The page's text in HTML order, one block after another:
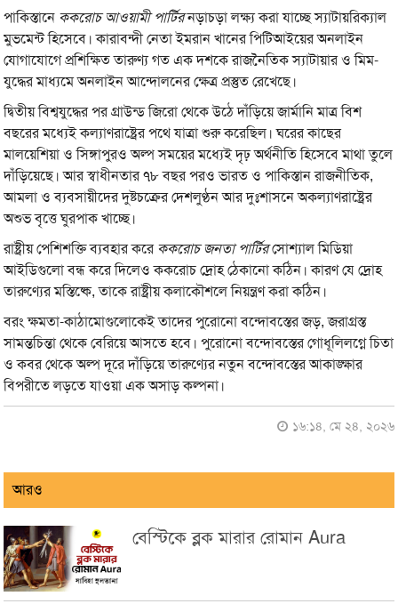
পাকিস্তানে ককরোচ আওয়ামী পার্টিরনড়াচড়া লক্ষ্য করা যাচ্ছে স্যাটায়রিক্যাল
মুভমেন্ট হিসেবে। কারাবন্দী নেতা ইমরান খানের পিটিআইয়ের অনলাইন
যোগাযোগে প্রশিক্ষিত তারুণ্য গত এক দশকে রাজনৈতিক স্যাটায়ার ও মিম-
যুদ্ধের মাধ্যমে অনলাইন আন্দোলনের ক্ষেত্র প্রস্তুত রেখেছে।
দ্বিতীয় বিশ্বযুদ্ধের পর গ্রাউন্ড জিরো থেকে উঠে দাঁড়িয়ে জার্মানি মাত্র বিশ
বছরের মধ্যেই কল্যাণরাষ্ট্রের পথে যাত্রা শুরু করেছিল। ঘরের কাছের
মালয়েশিয়া ও সিঙ্গাপুরও অল্প সময়ের মধ্যেই দৃঢ় অর্থনীতি হিসেবে মাথা তুলে
দাঁড়িয়েছে। আর স্বাধীনতার ৭৮ বছর পরও ভারত ও পাকিস্তান রাজনীতিক,
আমলা ও ব্যবসায়ীদের দুষ্টচক্রের দেশলুণ্ঠন আর দুঃশাসনে অকল্যাণরাষ্ট্রের
অশুভ বৃত্তে ঘুরপাক খাচ্ছে।
রাষ্ট্রীয় পেশিশক্তি ব্যবহার করেককরোচ জনতা পার্টিরসোশ্যাল মিডিয়া
আইডিগুলো বন্ধ করে দিলেও ককরোচ দ্রোহ ঠেকানো কঠিন। কারণ যে দ্রোহ
তারুণ্যের মস্তিষ্কে, তাকে রাষ্ট্রীয় কলাকৌশলে নিয়ন্ত্রণ করা কঠিন।
বরং ক্ষমতা-কাঠামোগুলোকেই তাদের পুরোনো বন্দোবস্তের জড়, জরাগ্রস্ত
সামন্তচিন্তা থেকে বেরিয়ে আসতে হবে। পুরোনো বন্দোবস্তের গোধূলিলগ্নে চিতা
ও কবর থেকে অল্প দূরে দাঁড়িয়ে তারুণ্যের নতুন বন্দোবস্তের আকাঙ্ক্ষার
বিপরীতে লড়তে যাওয়া এক অসাড় কল্পনা।
১৬:১৪, মে ২৪, ২০২৬
আরও
বেস্টিকে ব্লক মারার রোমান Aura